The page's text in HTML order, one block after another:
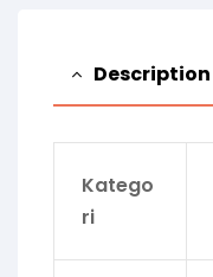
Description
Katego
ri